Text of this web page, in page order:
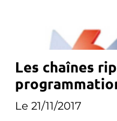
Les chaînes
Canal+
Le 21/11/2017